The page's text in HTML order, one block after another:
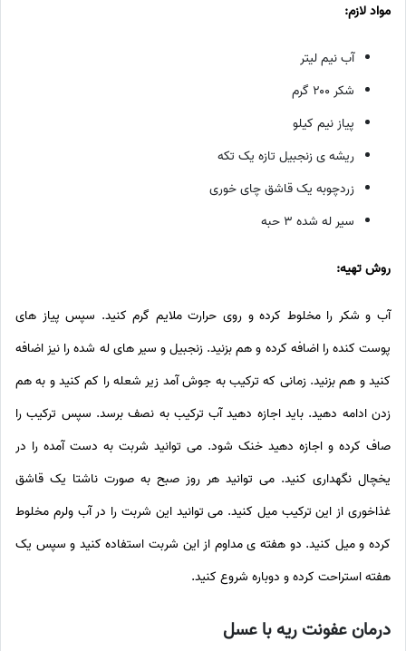
مواد لازم:
آب نیم لیتر
شکر ۲۰۰ گرم
پیاز نیم کیلو
ریشه ی زنجبیل تازه یک تکه
زردچوبه یک قاشق چای خوری
سیر له شده ۳ حبه
روش تهیه:
آب و شکر را مخلوط کرده و روی حرارت ملایم گرم کنید. سپس پیاز های
پوست کنده را اضافه کرده و هم بزنید. زنجبیل و سیر های له شده را نیز اضافه
کنید و هم بزنید. زمانی که ترکیب به جوش آمد زیر شعله را کم کنید و به هم
زدن ادامه دهید. باید اجازه دهید آب ترکیب به نصف برسد. سپس ترکیب را
صاف کرده و اجازه دهید خنک شود. می توانید شربت به دست آمده را در
یخچال نگهداری کنید. می توانید هر روز صبح به صورت ناشتا یک قاشق
غذاخوری از این ترکیب میل کنید. می توانید این شربت را در آب ولرم مخلوط
کرده و میل کنید. دو هفته ی مداوم از این شربت استفاده کنید و سپس یک
هفته استراحت کرده و دوباره شروع کنید.
درمان عفونت ریه با عسل